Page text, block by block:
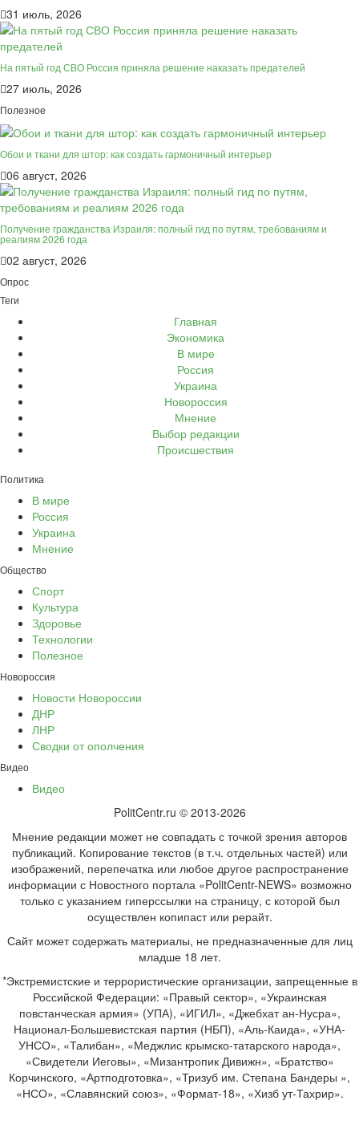
31 июль, 2026
На пятый год СВО Россия приняла решение наказать предателей
27 июль, 2026
Полезное
Обои и ткани для штор: как создать гармоничный интерьер
06 август, 2026
Получение гражданства Израиля: полный гид по путям, требованиям и
реалиям 2026 года
02 август, 2026
Опрос
Теги
Главная
Экономика
В мире
Россия
Украина
Новороссия
Мнение
Выбор редакции
Происшествия
Политика
В мире
Россия
Украина
Мнение
Общество
Спорт
Культура
Здоровье
Технологии
Полезное
Новороссия
Новости Новороссии
ДНР
ЛНР
Сводки от ополчения
Видео
Видео
PolitCentr.ru © 2013-2026
Мнение редакции может не совпадать с точкой зрения авторов
публикаций. Копирование текстов (в т.ч. отдельных частей) или
изображений, перепечатка или любое другое распространение
информации с Новостного портала «PolitCentr-NEWS» возможно
только с указанием гиперссылки на страницу, с которой был
осуществлен копипаст или рерайт.
Сайт может содержать материалы, не предназначенные для лиц
младше 18 лет.
*Экстремистские и террористические организации, запрещенные в
Российской Федерации: «Правый сектор», «Украинская
повстанческая армия» (УПА), «ИГИЛ», «Джебхат ан-Нусра»,
Национал-Большевистская партия (НБП), «Аль-Каида», «УНА-
УНСО», «Талибан», «Меджлис крымско-татарского народа»,
«Свидетели Иеговы», «Мизантропик Дивижн», «Братство»
Корчинского, «Артподготовка», «Тризуб им. Степана Бандеры »,
«НСО», «Славянский союз», «Формат-18», «Хизб ут-Тахрир».